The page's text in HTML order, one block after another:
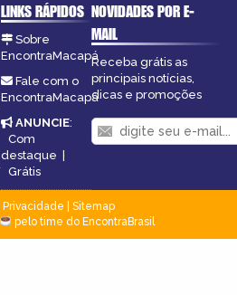
LINKS RÁPIDOS
Sobre
EncontraMacapá
Fale com o
EncontraMacapá
ANUNCIE:
Com
destaque |
Grátis
NOVIDADES POR E-
MAIL
Receba grátis as
principais notícias,
dicas e promoções
Privacidade
Sitemap
pelo time do EncontraBrasil